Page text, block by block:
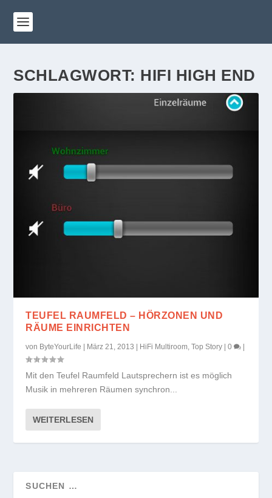
SCHLAGWORT: HIFI HIGH END
TEUFEL RAUMFELD – HÖRZONEN UND
RÄUME EINRICHTEN
von ByteYourLife | März 21, 2013 | HiFi Multiroom,Top Story |0 |
Mit den Teufel Raumfeld Lautsprechern ist es möglich
Musik in mehreren Räumen synchron...
WEITERLESEN